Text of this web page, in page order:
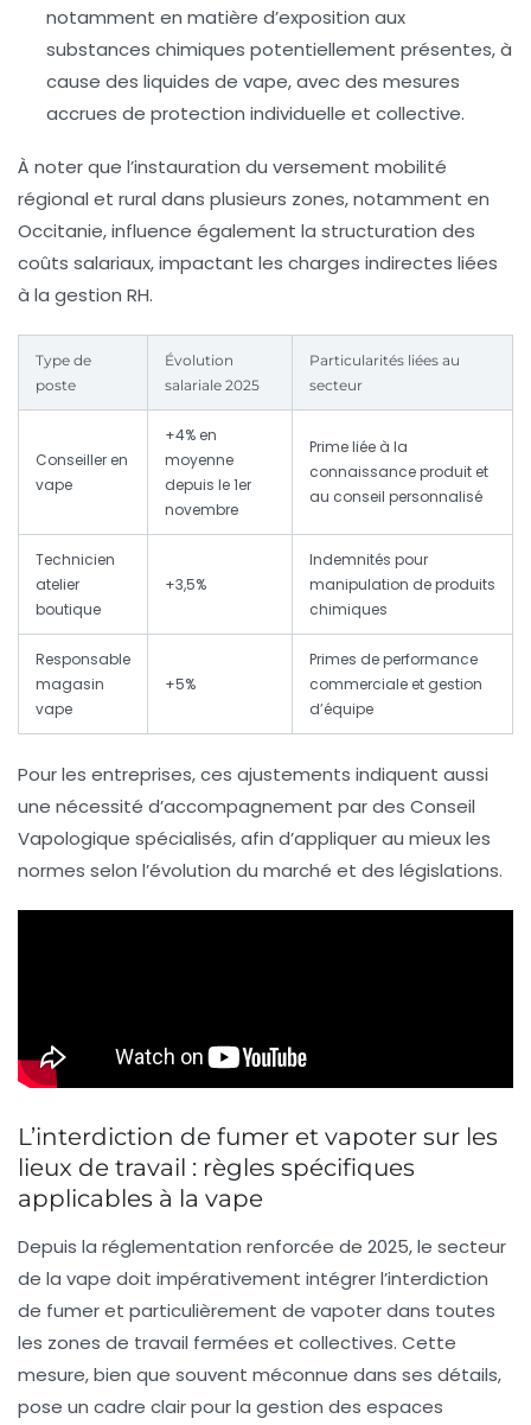
notamment en matière d’exposition aux
substances chimiques potentiellement présentes, à
cause des liquides de vape, avec des mesures
accrues de protection individuelle et collective.
À noter que l’instauration du versement mobilité
régional et rural dans plusieurs zones, notamment en
Occitanie, influence également la structuration des
coûts salariaux, impactant les charges indirectes liées
à la gestion RH.
Type de
poste
Évolution
salariale 2025
Particularités liées au
secteur
Conseiller en
vape
+4% en
moyenne
depuis le 1er
novembre
Prime liée à la
connaissance produit et
au conseil personnalisé
Technicien
atelier
boutique
+3,5%
Indemnités pour
manipulation de produits
chimiques
Responsable
magasin
vape
+5%
Primes de performance
commerciale et gestion
d’équipe
Pour les entreprises, ces ajustements indiquent aussi
une nécessité d’accompagnement par des Conseil
Vapologique spécialisés, afin d’appliquer au mieux les
normes selon l’évolution du marché et des législations.
L’interdiction de fumer et vapoter sur les
lieux de travail : règles spécifiques
applicables à la vape
Depuis la réglementation renforcée de 2025, le secteur
de la vape doit impérativement intégrer l’interdiction
de fumer et particulièrement de vapoter dans toutes
les zones de travail fermées et collectives. Cette
mesure, bien que souvent méconnue dans ses détails,
pose un cadre clair pour la gestion des espaces